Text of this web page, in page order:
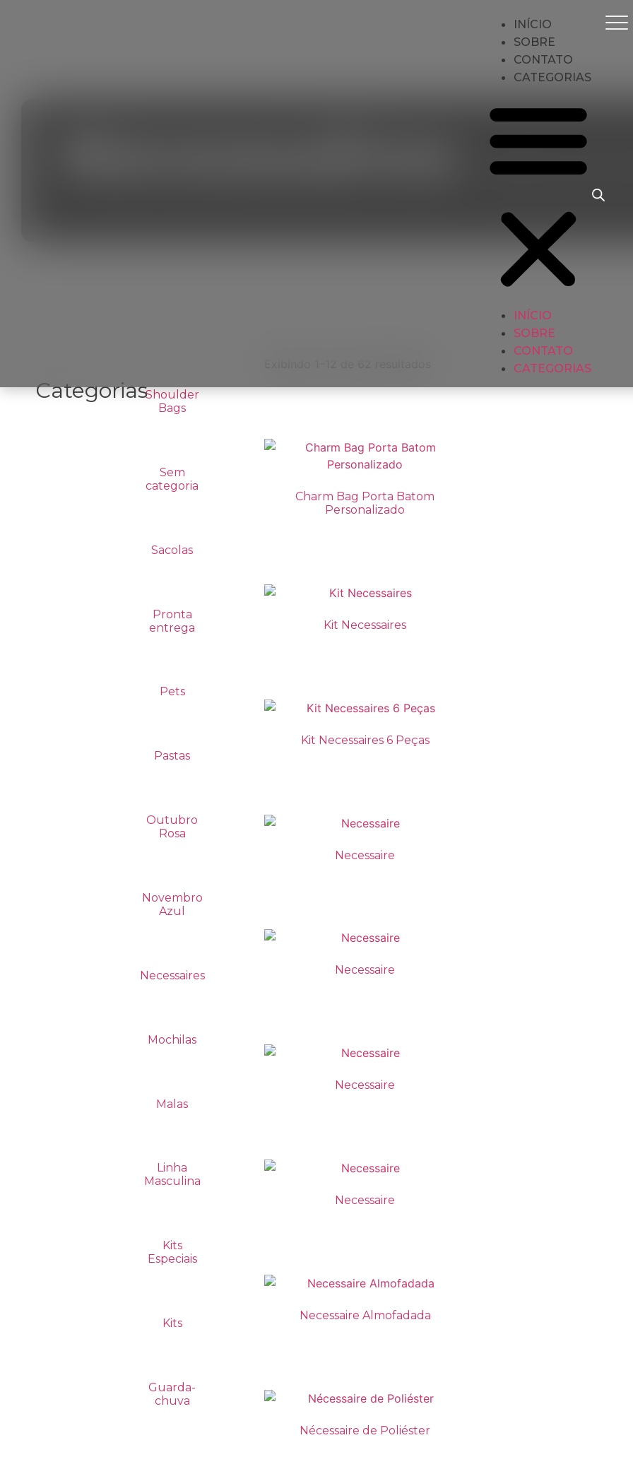
INÍCIO
SOBRE
CONTATO
CATEGORIAS
INÍCIO
SOBRE
CONTATO
CATEGORIAS
CategoriasShoulder
Bags
Sem
categoria
Sacolas
Pronta
entrega
Pets
Pastas
Outubro
Rosa
Novembro
Azul
Necessaires
Mochilas
Malas
Linha
Masculina
Kits
Especiais
Kits
Guarda-
chuva
Charm Bag Porta Batom
Personalizado
Kit Necessaires
Kit Necessaires 6 Peças
Necessaire
Necessaire
Necessaire
Necessaire
Necessaire Almofadada
Nécessaire de Poliéster